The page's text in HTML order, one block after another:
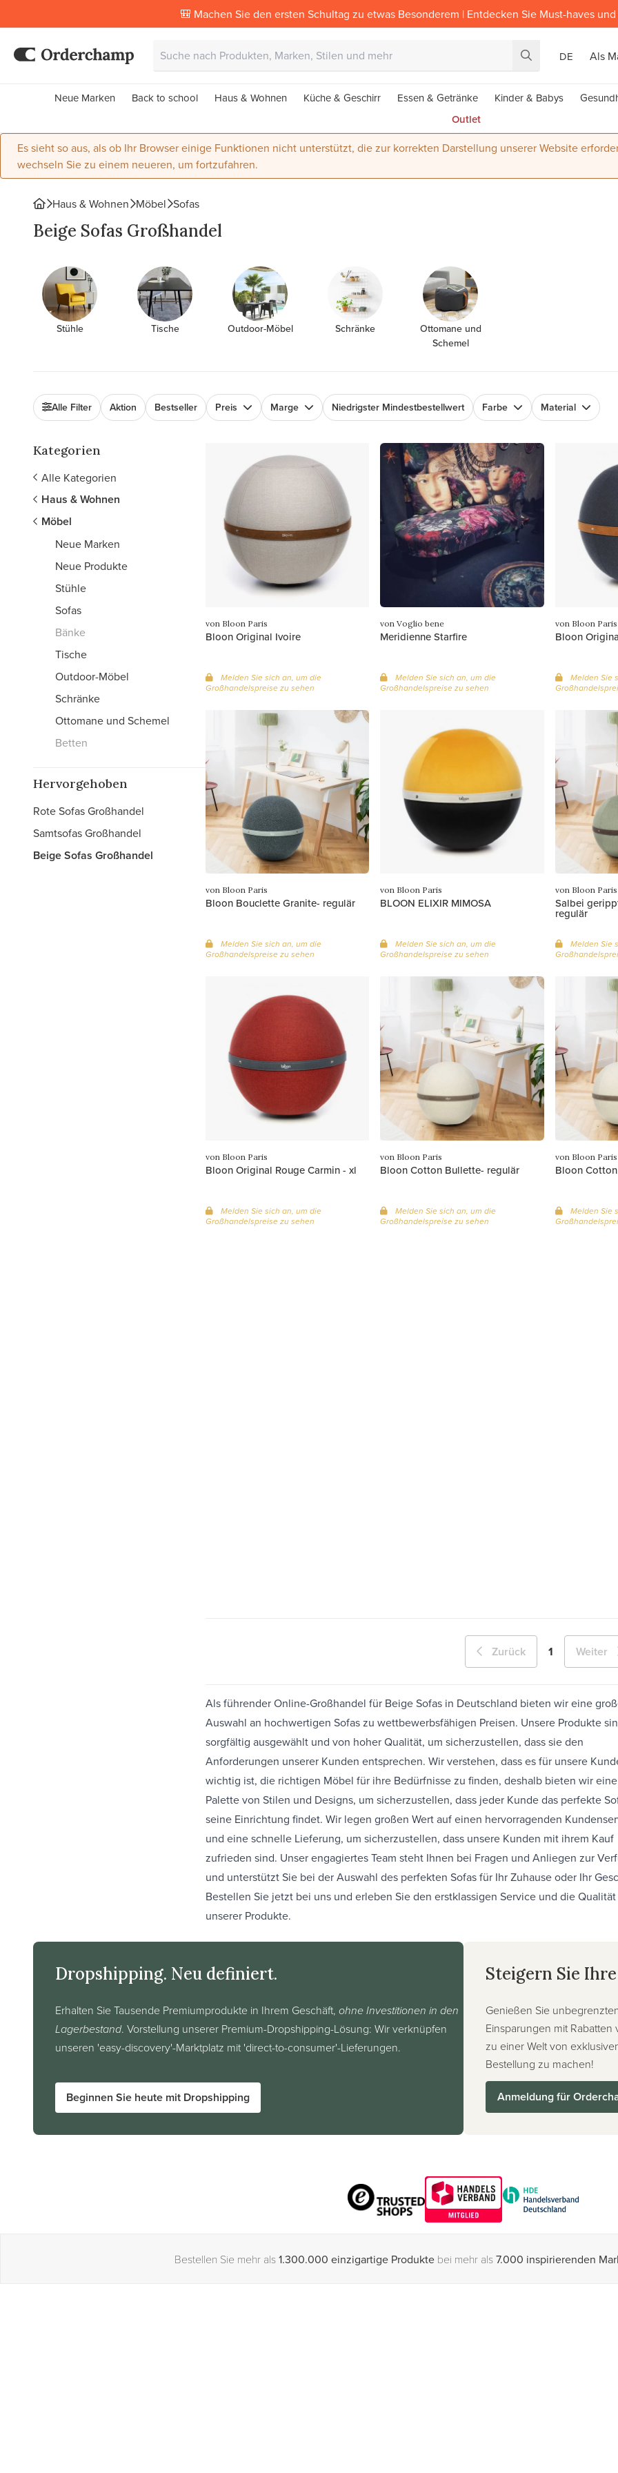
🎒 Machen Sie den ersten Schultag zu etwas Besonderem | Entdecken Sie Must-haves
DE Als
Neue Marken Back to school Haus & Wohnen Küche & Geschirr Essen & Getränke Kinder & Babys
Outlet
Es sieht so aus, als ob Ihr Browser einige Funktionen nicht unterstützt, die zur korrekten Darstellung unserer Website
wechseln Sie zu einem neueren, um fortzufahren.
Haus & Wohnen Möbel Sofas
Beige Sofas Großhandel
Stühle Tische Outdoor-Möbel Schränke
Ottomane und
Schemel
Alle Filter Aktion Bestseller Preis Marge Niedrigster Mindestbestellwert Farbe Material
Kategorien
Alle Kategorien
Haus & Wohnen
Möbel
Neue Marken
Neue Produkte
Stühle
Sofas
Bänke
Tische
Outdoor-Möbel
Schränke
Ottomane und Schemel
Betten
Hervorgehoben
Rote Sofas Großhandel
Samtsofas Großhandel
Beige Sofas Großhandel
von Bloon Paris
Bloon Original Ivoire
Melden Sie sich an, um die
Großhandelspreise zu sehen
von Voglio bene
Meridienne Starfire
Melden Sie sich an, um die
Großhandelspreise zu sehen
von Bloon Paris
Bloon
Melden Sie
von Bloon Paris
Bloon Bouclette Granite- regulär
Melden Sie sich an, um die
Großhandelspreise zu sehen
von Bloon Paris
BLOON ELIXIR MIMOSA
Melden Sie sich an, um die
Großhandelspreise zu sehen
von Bloon Paris
Salbei
regulär
Melden Sie
von Bloon Paris
Bloon Original Rouge Carmin - xl
Melden Sie sich an, um die
Großhandelspreise zu sehen
von Bloon Paris
Bloon Cotton Bullette- regulär
Melden Sie sich an, um die
Großhandelspreise zu sehen
von Bloon Paris
Bloon
Melden Sie
Zurück 1 Weiter
Als führender Online-Großhandel für Beige Sofas in Deutschland bieten wir eine
Auswahl an hochwertigen Sofas zu wettbewerbsfähigen Preisen. Unsere Produkte
sorgfältig ausgewählt und von hoher Qualität, um sicherzustellen, dass sie den
Anforderungen unserer Kunden entsprechen. Wir verstehen, dass es für unsere
wichtig ist, die richtigen Möbel für ihre Bedürfnisse zu finden, deshalb bieten wir
Palette von Stilen und Designs, um sicherzustellen, dass jeder Kunde das perfekte
seine Einrichtung findet. Wir legen großen Wert auf einen hervorragenden
und eine schnelle Lieferung, um sicherzustellen, dass unsere Kunden mit ihrem Kauf
zufrieden sind. Unser engagiertes Team steht Ihnen bei Fragen und Anliegen zur
und unterstützt Sie bei der Auswahl des perfekten Sofas für Ihr Zuhause oder Ihr
Bestellen Sie jetzt bei uns und erleben Sie den erstklassigen Service und die Qualität
unserer Produkte.
Dropshipping. Neu definiert.
Erhalten Sie Tausende Premiumprodukte in Ihrem Geschäft, ohne Investitionen in den
Lagerbestand. Vorstellung unserer Premium-Dropshipping-Lösung: Wir verknüpfen
unseren 'easy-discovery'-Marktplatz mit 'direct-to-consumer'-Lieferungen.
Beginnen Sie heute mit Dropshipping
Steigern Sie
Genießen Sie
Einsparungen mit
zu einer Welt von
Bestellung zu machen!
Anmeldung für
Bestellen Sie mehr als1.300.000 einzigartige Produkte bei mehr als7.000 inspirierenden